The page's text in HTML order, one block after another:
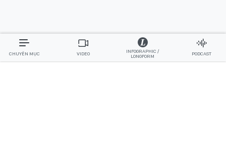
CHUYÊN MỤC VIDEO
INFOGRAPHIC /
LONGFORM
PODCAST